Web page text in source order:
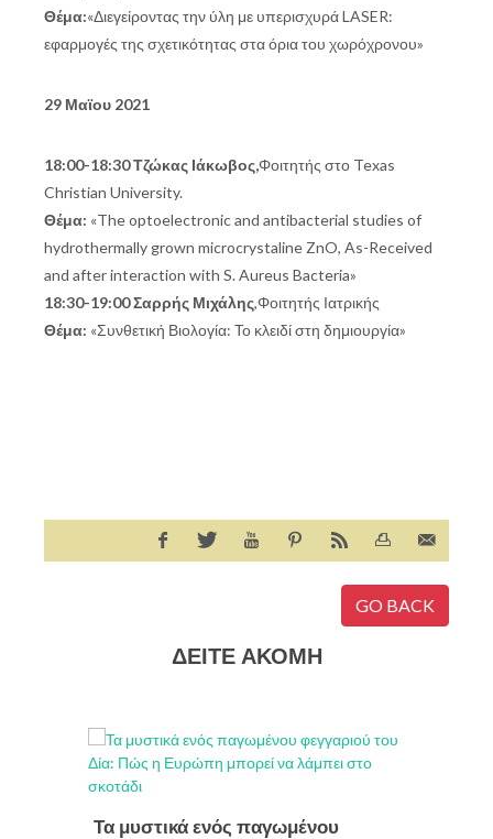
Θέμα:«Διεγείροντας την ύλη με υπερισχυρά LASER:
εφαρμογές της σχετικότητας στα όρια του χωρόχρονου»
29 Μαϊου 2021
18:00-18:30 Τζώκας Ιάκωβος,Φοιτητής στο Texas
Christian University.
Θέμα: «The optoelectronic and antibacterial studies of
hydrothermally grown microcrystaline ZnO, As-Received
and after interaction with S. Aureus Bacteria»
18:30-19:00 Σαρρής Μιχάλης,Φοιτητής Ιατρικής
Θέμα: «Συνθετική Βιολογία: Το κλειδί στη δημιουργία»
GO BACK
ΔΕΙΤΕ ΑΚΟΜΗ
Τα μυστικά ενός παγωμένου